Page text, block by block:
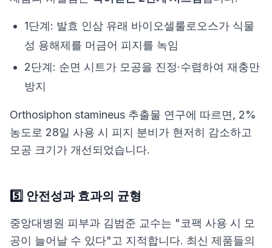
1단계: 발효 인삼 유래 바이오셀룰로오스가 식물
성 용해제를 머금어 피지를 녹임
2단계: 순면 시트가 모공을 진정·수렴하여 재충만
방지
Orthosiphon stamineus 추출물 연구에 따르면, 2%
농도로 28일 사용 시 피지 분비가 현저히 감소하고
모공 크기가 개선되었습니다.
5️⃣ 안전성과 효과의 균형
중앙대병원 피부과 김범준 교수는 "코팩 사용 시 모
공이 늘어날 수 있다"고 지적합니다. 최신 제품들의